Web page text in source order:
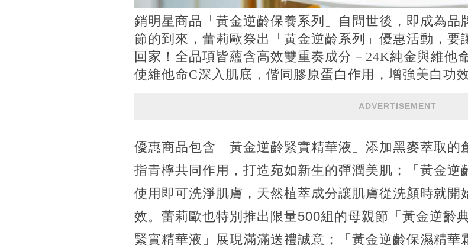
銷明星商品「黃金逆齡保養系列」自問世後，即成為品
節的到來，蕾莉歐祭出「黃金逆齡系列」優惠活動，要
回家！全品項皆蘊含高效雙重奏成分－24K純金與維他
使維他命C深入肌底，偕同膠原蛋白作用，增強美白功
ADVERTISEMENT
優惠商品包含「黃金逆齡緊實精華液」添加黑麥萃取的
指青檸共同作用，打造宛如新生的彈潤美肌；「黃金逆
使用即可洗淨肌膚，天然植萃成分讓肌膚從洗顏時就開
效。蕾莉歐也特別推出限量500組的母親節「黃金逆齡
緊實精華液」展現滿滿送禮誠意；「黃金逆齡保濕精華